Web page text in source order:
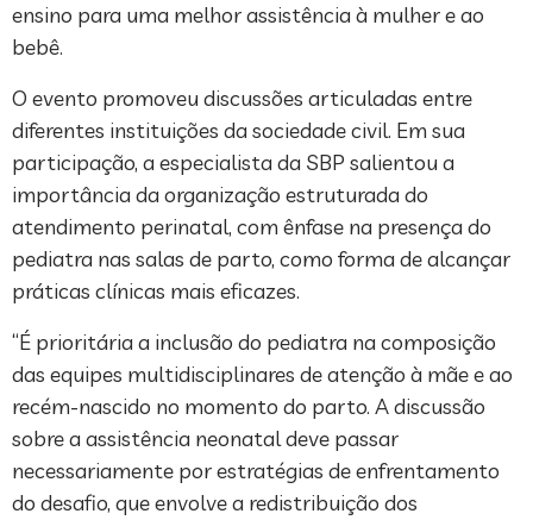
ensino para uma melhor assistência à mulher e ao
bebê.
O evento promoveu discussões articuladas entre
diferentes instituições da sociedade civil. Em sua
participação, a especialista da SBP salientou a
importância da organização estruturada do
atendimento perinatal, com ênfase na presença do
pediatra nas salas de parto, como forma de alcançar
práticas clínicas mais eficazes.
“É prioritária a inclusão do pediatra na composição
das equipes multidisciplinares de atenção à mãe e ao
recém-nascido no momento do parto. A discussão
sobre a assistência neonatal deve passar
necessariamente por estratégias de enfrentamento
do desafio, que envolve a redistribuição dos